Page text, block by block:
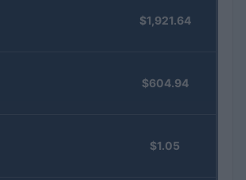
$1,921.64
$604.94
$1.05